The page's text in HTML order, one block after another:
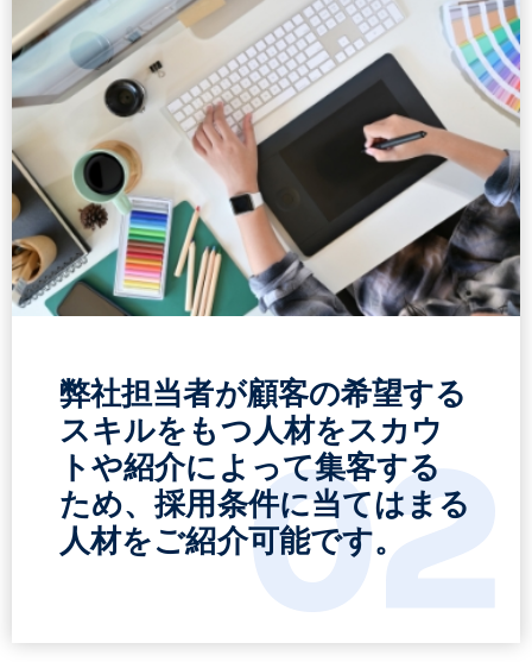
02
弊社担当者が顧客の希望する
スキルをもつ人材をスカウ
トや紹介によって集客する
ため、採用条件に当てはまる
人材をご紹介可能です。